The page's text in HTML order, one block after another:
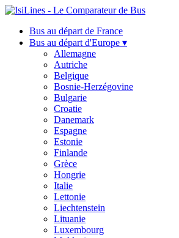
Bus au départ de France
Bus au départ d'Europe ▾
Allemagne
Autriche
Belgique
Bosnie-Herzégovine
Bulgarie
Croatie
Danemark
Espagne
Estonie
Finlande
Grèce
Hongrie
Italie
Lettonie
Liechtenstein
Lituanie
Luxembourg